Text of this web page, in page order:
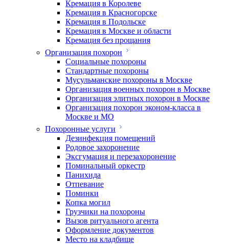
Кремация в Королеве
Кремация в Красногорске
Кремация в Подольске
Кремация в Москве и области
Кремация без прощания
Организация похорон
Социальные похороны
Стандартные похороны
Мусульманские похороны в Москве
Организация военных похорон в Москве
Организация элитных похорон в Москве
Организация похорон эконом-класса в
Москве и МО
Похоронные услуги
Дезинфекция помещений
Родовое захоронение
Эксгумация и перезахоронение
Поминальный оркестр
Панихида
Отпевание
Поминки
Копка могил
Грузчики на похороны
Вызов ритуального агента
Оформление документов
Место на кладбище